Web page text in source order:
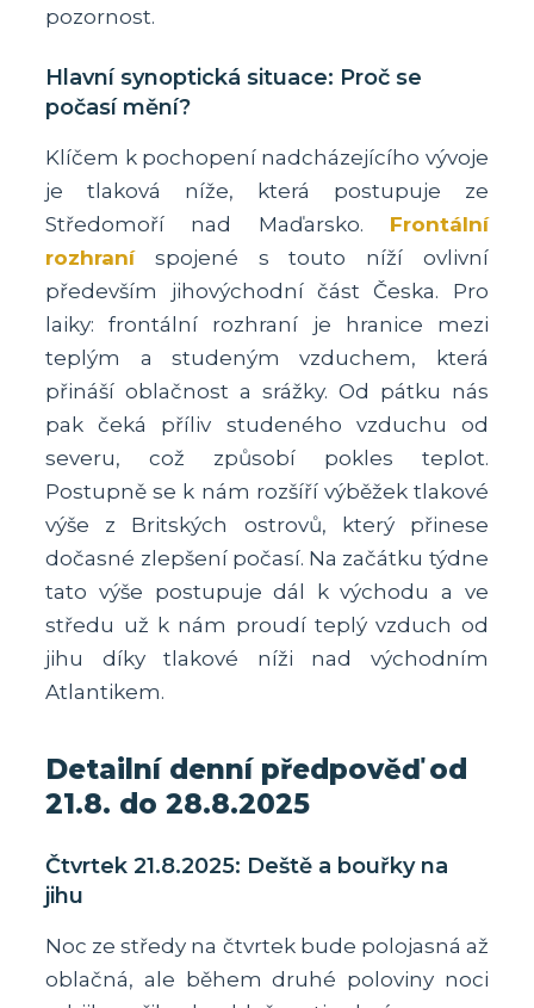
pozornost.
Hlavní synoptická situace: Proč se
počasí mění?
Klíčem k pochopení nadcházejícího vývoje
je tlaková níže, která postupuje ze
Středomoří nad Maďarsko. Frontální
rozhraníspojené s touto níží ovlivní
především jihovýchodní část Česka. Pro
laiky: frontální rozhraní je hranice mezi
teplým a studeným vzduchem, která
přináší oblačnost a srážky. Od pátku nás
pak čeká příliv studeného vzduchu od
severu, což způsobí pokles teplot.
Postupně se k nám rozšíří výběžek tlakové
výše z Britských ostrovů, který přinese
dočasné zlepšení počasí. Na začátku týdne
tato výše postupuje dál k východu a ve
středu už k nám proudí teplý vzduch od
jihu díky tlakové níži nad východním
Atlantikem.
Detailní denní předpověď od
21.8. do 28.8.2025
Čtvrtek 21.8.2025: Deště a bouřky na
jihu
Noc ze středy na čtvrtek bude polojasná až
oblačná, ale během druhé poloviny noci